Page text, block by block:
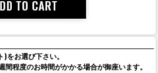
をお選び下さい。
程度のお時間がかかる場合が御座います。